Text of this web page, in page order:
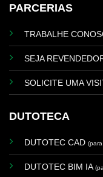
PARCERIAS
TRABALHE
SEJA
SOLICITE UMA
DUTOTECA
DUTOTEC CAD (para
DUTOTEC BIM IA